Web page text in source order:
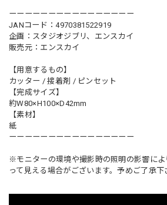
ーーーーーーーーーーーーーーーー
JANコード：4970381522919
企画：スタジオジブリ、エンスカイ
販売元：エンスカイ
【用意するもの】
カッター / 接着剤 / ピンセット
【完成サイズ】
約W80×H100×D42mm
【素材】
紙
ーーーーーーーーーーーーーーーー
※モニターの環境や撮影時の照明の影響に
って見える場合がございます。予めご了承下